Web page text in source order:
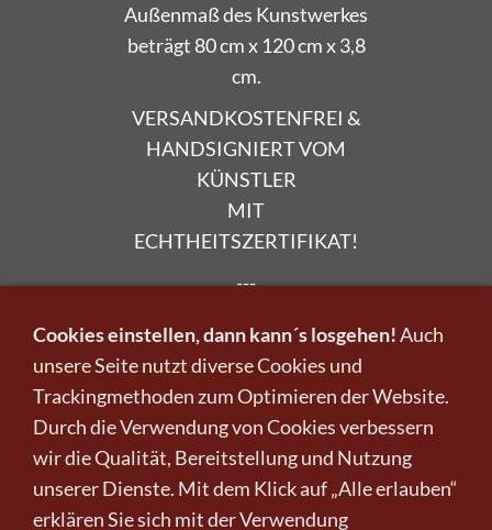
Außenmaß des Kunstwerkes
beträgt 80 cm x 120 cm x 3,8
cm.
VERSANDKOSTENFREI &
HANDSIGNIERT VOM
KÜNSTLER
MIT
ECHTHEITSZERTIFIKAT!
---
Möchten Sie noch weitere
Kunstwerke der Künstlerin
Dinara Daniel kaufen?
» Hier geht es zu den
Kunstwerken
» Hier geht es zum
Cookies einstellen, dann kann´s losgehen!Auch
unsere Seite nutzt diverse Cookies und
Trackingmethoden zum Optimieren der Website.
Durch die Verwendung von Cookies verbessern
wir die Qualität, Bereitstellung und Nutzung
unserer Dienste. Mit dem Klick auf „Alle erlauben“
erklären Sie sich mit der Verwendung